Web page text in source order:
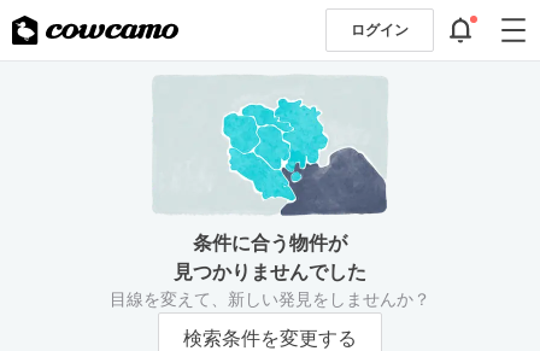
ログイン
条件に合う物件が
見つかりませんでした
目線を変えて、新しい発見をしませんか？
検索条件を変更する